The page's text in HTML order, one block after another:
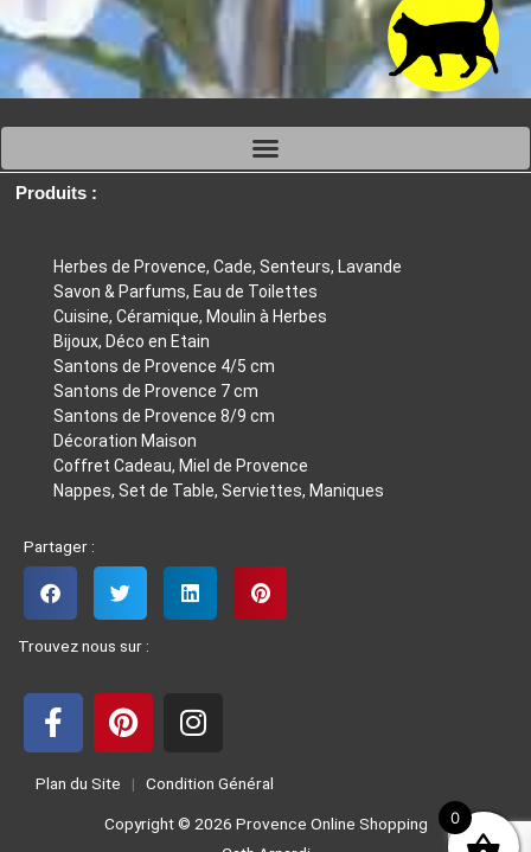
la
page
du
Produits :
Herbes de Provence, Cade, Senteurs, Lavande
Savon & Parfums, Eau de Toilettes
Cuisine, Céramique, Moulin à Herbes
Bijoux, Déco en Etain
Santons de Provence 4/5 cm
Santons de Provence 7 cm
Santons de Provence 8/9 cm
Décoration Maison
Coffret Cadeau, Miel de Provence
Nappes, Set de Table, Serviettes, Maniques
Partager :
Trouvez nous sur :
F
c
P
n
t
I
s
t
Plan du Site | Condition Général
Copyright © 2026 Provence Online Shopping
0